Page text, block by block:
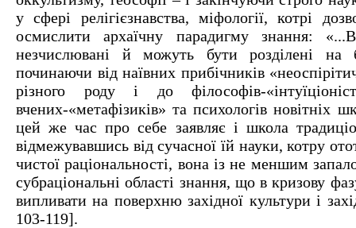
у сфері релігієзнавства, міфології, котрі
осмислити архаїчну парадигму знання:
незчислювані й можуть бути розділені на
починаючи від наївних прибічників
різного роду і до філософів-
вчених-«метафізиків» та психологів новітніх
цей же час про себе заявляє і школа
відмежувавшись від сучасної їй науки, котру
чистої раціональності, вона із не меншим
субраціональні області знання, що в кризову
випливати на поверхню західної культури і
103-119].